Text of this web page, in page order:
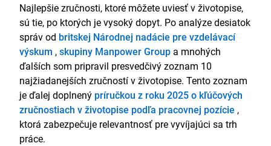
Najlepšie zručnosti, ktoré môžete uviesť v životopise,
sú tie, po ktorých je vysoký dopyt. Po analýze desiatok
správ od britskej Národnej nadácie pre vzdelávací
výskum ,skupiny Manpower Group a mnohých
ďalších som pripravil presvedčivý zoznam 10
najžiadanejších zručností v životopise. Tento zoznam
je ďalej doplnený príručkou z roku 2025 o kľúčových
zručnostiach v životopise podľa pracovnej pozície ,
ktorá zabezpečuje relevantnosť pre vyvíjajúci sa trh
práce.